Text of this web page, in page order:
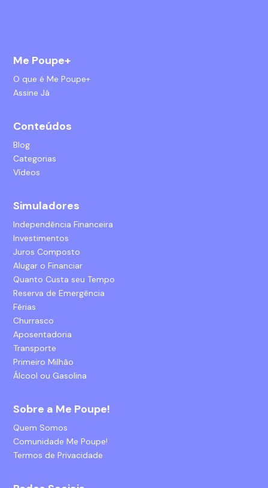
Me Poupe+
O que é Me Poupe+
Assine Já
Conteúdos
Blog
Categorias
Vídeos
Simuladores
Independência Financeira
Investimentos
Juros Composto
Alugar o Financiar
Quanto Custa seu Tempo
Reserva de Emergência
Férias
Churrasco
Aposentadoria
Transporte
Primeiro Milhão
Álcool ou Gasolina
Sobre a Me Poupe!
Quem Somos
Comunidade Me Poupe!
Termos de Privacidade